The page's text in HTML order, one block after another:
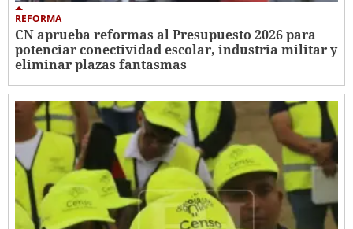
REFORMA
CN aprueba reformas al Presupuesto 2026 para
potenciar conectividad escolar, industria militar y
eliminar plazas fantasmas